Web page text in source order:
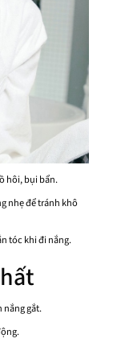
hôi, bụi bẩn.
nhẹ để tránh khô
tóc khi đi nắng.
nắng gắt.